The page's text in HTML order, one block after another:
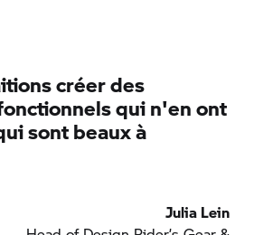
créer des
qui n'en ont
sont beaux à
Julia Lein